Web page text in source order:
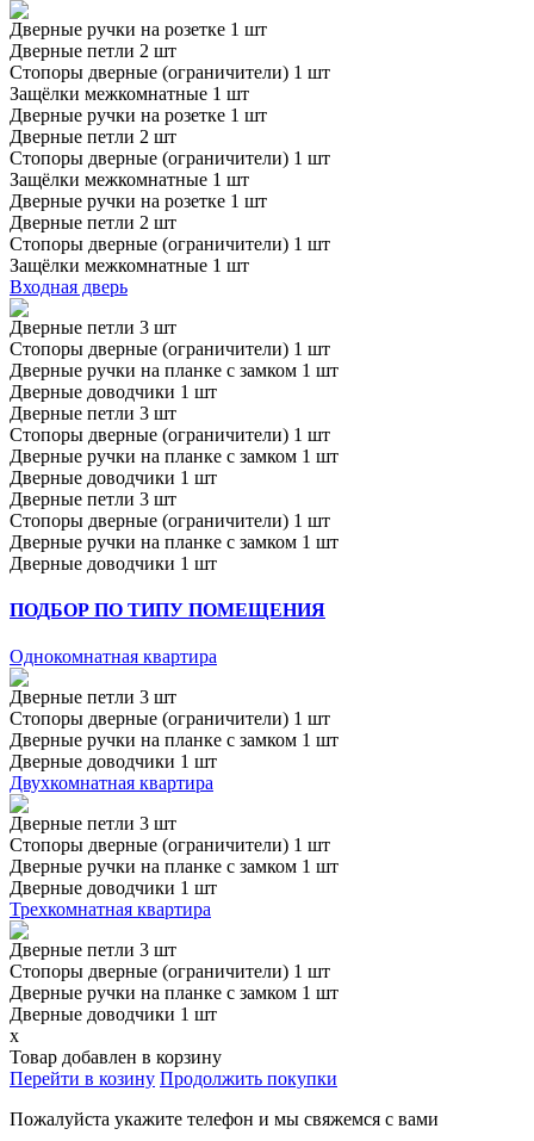
Дверные ручки на розетке 1 шт
Дверные петли 2 шт
Стопоры дверные (ограничители) 1 шт
Защёлки межкомнатные 1 шт
Дверные ручки на розетке 1 шт
Дверные петли 2 шт
Стопоры дверные (ограничители) 1 шт
Защёлки межкомнатные 1 шт
Дверные ручки на розетке 1 шт
Дверные петли 2 шт
Стопоры дверные (ограничители) 1 шт
Защёлки межкомнатные 1 шт
Входная дверь
Дверные петли 3 шт
Стопоры дверные (ограничители) 1 шт
Дверные ручки на планке с замком 1 шт
Дверные доводчики 1 шт
Дверные петли 3 шт
Стопоры дверные (ограничители) 1 шт
Дверные ручки на планке с замком 1 шт
Дверные доводчики 1 шт
Дверные петли 3 шт
Стопоры дверные (ограничители) 1 шт
Дверные ручки на планке с замком 1 шт
Дверные доводчики 1 шт
ПОДБОР ПО ТИПУ ПОМЕЩЕНИЯ
Однокомнатная квартира
Дверные петли 3 шт
Стопоры дверные (ограничители) 1 шт
Дверные ручки на планке с замком 1 шт
Дверные доводчики 1 шт
Двухкомнатная квартира
Дверные петли 3 шт
Стопоры дверные (ограничители) 1 шт
Дверные ручки на планке с замком 1 шт
Дверные доводчики 1 шт
Трехкомнатная квартира
Дверные петли 3 шт
Стопоры дверные (ограничители) 1 шт
Дверные ручки на планке с замком 1 шт
Дверные доводчики 1 шт
x
Товар добавлен в корзину
Перейти в козину Продолжить покупки
Пожалуйста укажите телефон и мы свяжемся с вами